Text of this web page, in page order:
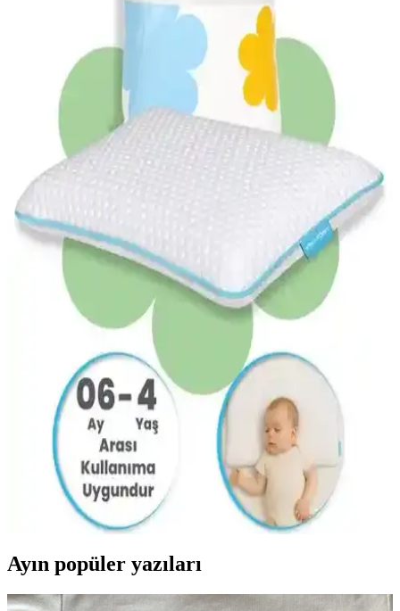
uyumu ile bebek odası hem şık hem de güvenli hale gelir.
Viscofoam Terletmeyen Hava Kanallı Ortopedik
Bebek Yastığı Ürün Özellikleri ve Kullanıcı
Yorumları
Bu bebek yastığı, hava kanallı yapısı ve jel teknolojisiyle aşırı
terlemeyi önler, ergonomik tasarımıyla konfor sağlar, Türkiye
üretimidir ve yüksek kalite standartlarına uygundur.
Özdilek Silikon Bebek Yastığı 35x45 Sağlıklı ve
Konforlu Uyku İçin Güvenilir Seçenek
Özdilek silikon bebek yastığı 35x45, nefes alan yapısı ve hijyenik
özellikleriyle bebeklerin sağlıklı uyku deneyimini destekler, kolay
bakım ve dayanıklılık sağlar.
Pierre Cardin Bebek Yastığı: Güvenli ve Konforlu
Uyku İçin Yenilikçi Çözüm
Pierre Cardin bebek yastığı, mikro fiber yüzeyi ve antibakteriyel
dolgusu ile hassas ciltlere uygun, konforlu ve hijyenik uyku ortamı
sağlar, hareket özgürlüğü ve uzun ömür sunar.
Viscofoam Ortopedik Bebek Yastığı: Güvenli ve
Konforlu Uyku İçin En İyi Seçenek
Viscofoam ortopedik bebek yastığı, hassas omurgayı desteklerken
konfor sağlar. 43,5x24 cm ölçülerinde, visco malzemeden, yerli
üretim ve yüksek kalite ile bebekler için uygun tasarlanmıştır.
Ayın popüler yazıları